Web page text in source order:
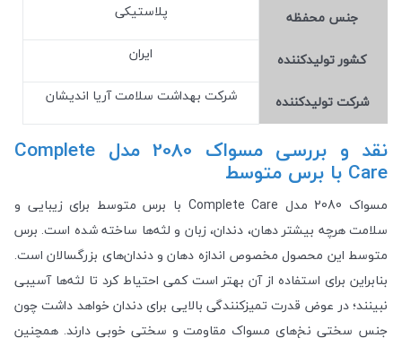
جنس محفظه پلاستیکی
کشور تولید‎کننده ایران
شرکت تولید‎کننده شرکت بهداشت سلامت آریا اندیشان
نقد و بررسی مسواک 2080 مدل Complete
Care با برس متوسط
مسواک 2080 مدل Complete Care با برس متوسط برای زیبایی و
سلامت هرچه بیشتر دهان، دندان، زبان و لثه‌ها ساخته شده است. برس
متوسط این محصول مخصوص اندازه دهان و دندان‌های بزرگسالان است.
بنابراین برای استفاده از آن بهتر است کمی احتیاط کرد تا لثه‌ها آسیبی
نبینند؛ در عوض قدرت تمیزکنندگی بالایی برای دندان خواهد داشت چون
جنس سختی نخ‌های مسواک مقاومت و سختی خوبی دارند. همچنین